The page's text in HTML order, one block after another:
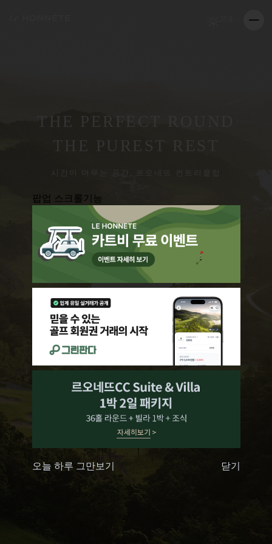
팝업 스크롤기능
오늘 하루 그만보기 닫기
THE PERFECT ROUND
THE PUREST REST
시간이 머무는 공간, 르오네뜨 컨트리클럽